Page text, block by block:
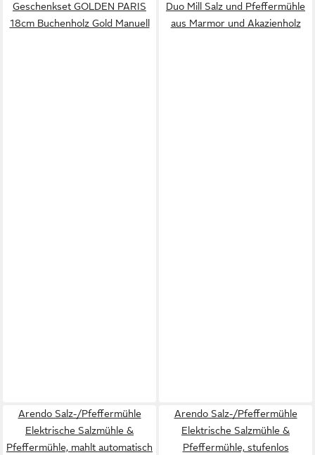
Geschenkset GOLDEN PARIS
18cm Buchenholz Gold Manuell
Duo Mill Salz und Pfeffermühle
aus Marmor und Akazienholz
Arendo Salz-/Pfeffermühle
Elektrische Salzmühle &
Pfeffermühle, mahlt automatisch
Arendo Salz-/Pfeffermühle
Elektrische Salzmühle &
Pfeffermühle, stufenlos